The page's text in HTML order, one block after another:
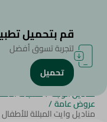
الرئيسية/الجمال والعناية
مناديل الوجه/منتجات
عروض عامة/
مناديل وايت المبللة للأطفال -
قم بتحميل
لتجربة تسوق أفضل
تحميل